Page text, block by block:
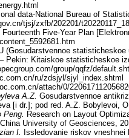
data-National Bureau of
tjsj/zxfb/202201/
Fourteenth Five-Year Plan
(Gosudarstvennoe
Pekin: Kitaiskoe statisticheskoe
group/qqfz/
ru/zdsjyl/sjyl_index.shtml
attach/0/
A.Z. Gosudarstvennoe
[i dr.]; pod red. A.Z. Bobylevoi,
Peng. Research on Layout
University of Geosciences,
I.
Issledovanie riskov